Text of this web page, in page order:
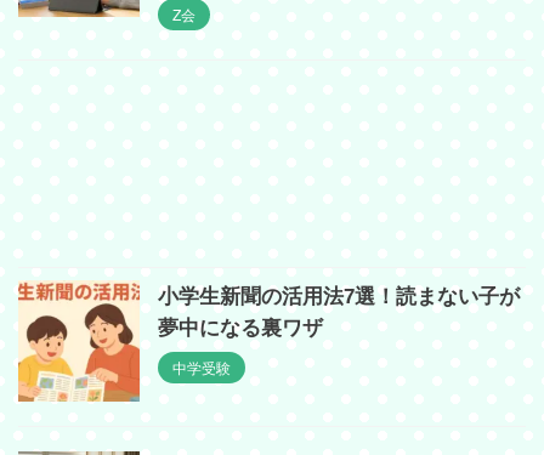
Z会
小学生新聞の活用法7選！読まない子が
夢中になる裏ワザ
中学受験